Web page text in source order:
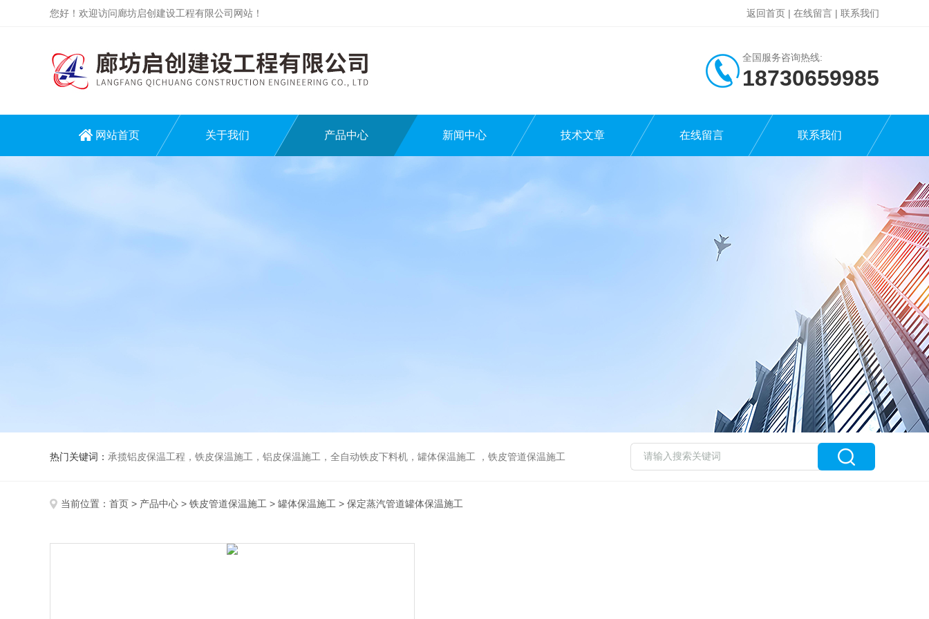
您好！欢迎访问廊坊启创建设工程有限公司网站！ 返回首页 | 在线留言 | 联系我们
全国服务咨询热线:
18730659985
网站首页 关于我们 产品中心 新闻中心 技术文章 在线留言 联系我们
热门关键词： 承揽铝皮保温工程，铁皮保温施工，铝皮保温施工，全自动铁皮下料机，罐体保温施工 ，铁皮管道保温施工
当前位置： 首页 > 产品中心 > 铁皮管道保温施工 > 罐体保温施工 > 保定蒸汽管道罐体保温施工